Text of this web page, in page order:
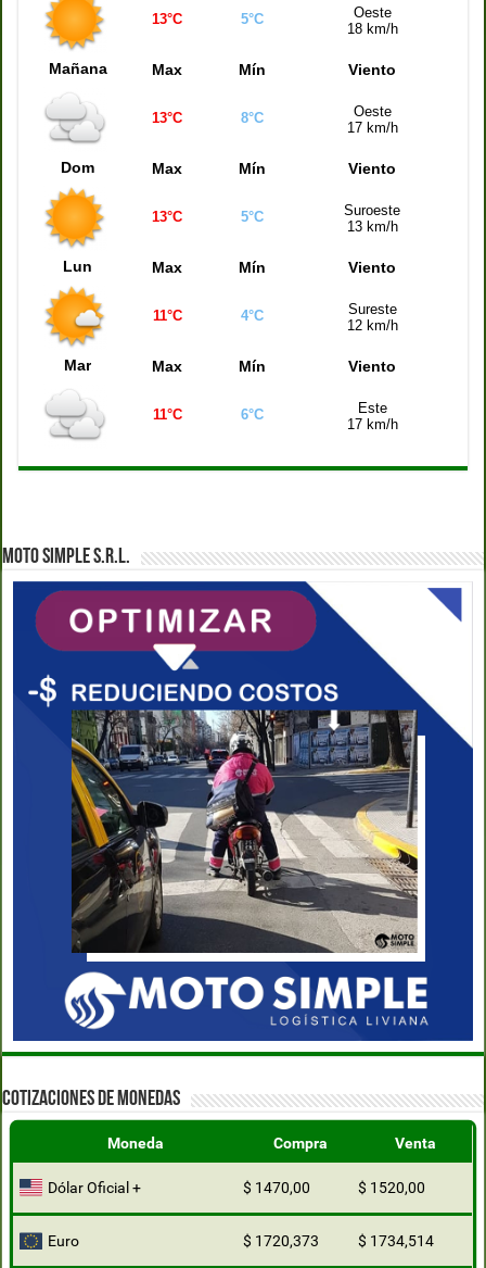
13°C 5°C
Oeste
18 km/h
Mañana Max Mín Viento
13°C 8°C
Oeste
17 km/h
Dom Max Mín Viento
13°C 5°C
Suroeste
13 km/h
Lun Max Mín Viento
11°C 4°C
Sureste
12 km/h
Mar Max Mín Viento
11°C 6°C
Este
17 km/h
MOTO SIMPLE S.R.L.
COTIZACIONES DE MONEDAS
Moneda Compra Venta
Dólar Oficial + $ 1470,00 $ 1520,00
Euro $ 1720,373 $ 1734,514